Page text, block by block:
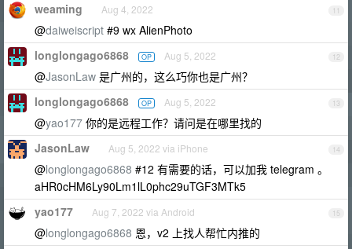
11
weaming Aug 4, 2022
@daiweiscript #9 wx AlienPhoto
12
longlongago6868 OP Aug 5, 2022
@JasonLaw 是广州的，这么巧你也是广州？
13
longlongago6868 OP Aug 5, 2022
@yao177 你的是远程工作？请问是在哪里找的
14
JasonLaw Aug 5, 2022 via iPhone
@longlongago6868 #12 有需要的话，可以加我 telegram 。
aHR0cHM6Ly90Lm1lL0phc29uTGF3MTk5
15
yao177 Aug 7, 2022 via Android
@longlongago6868 恩，v2 上找人帮忙内推的